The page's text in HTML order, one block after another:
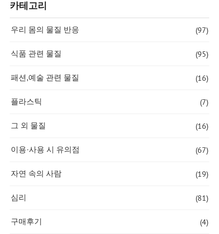
카테고리
우리 몸의 물질 반응 (97)
식품 관련 물질 (95)
패션,예술 관련 물질 (16)
플라스틱 (7)
그 외 물질 (16)
이용·사용 시 유의점 (67)
자연 속의 사람 (19)
심리 (81)
구매후기 (4)